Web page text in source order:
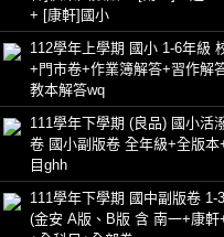
+ [康軒]國小
112學年上學期 國小 1-6年級
+門市卷+作業簿解答+習作解
教本解答wq
111學年下學期 (良品) 國小活
卷 國小副版卷 全年級+全版本
目ghh
111學年下學期 國中副版卷 1-
(金安 A版、B版 含 南一+康軒